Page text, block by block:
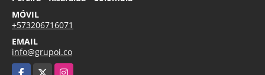
MÓVIL
+573206716071
EMAIL
info@grupoi.co
Facebook
Instagram